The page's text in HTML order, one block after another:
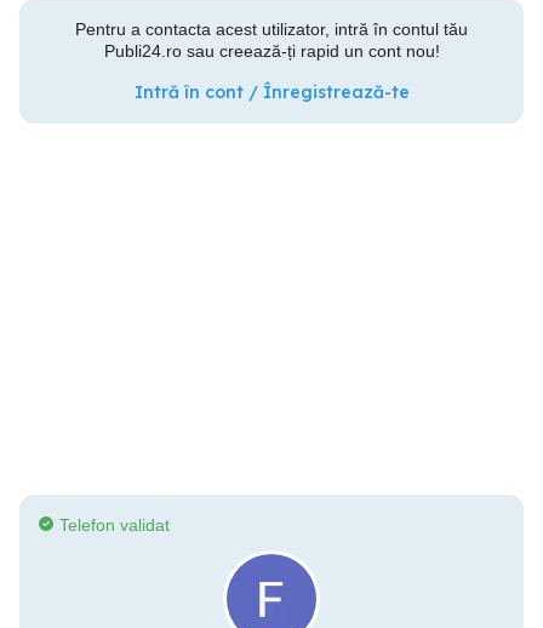
Pentru a contacta acest utilizator, intră în contul tău
Publi24.ro sau creează-ți rapid un cont nou!
Intră în cont / Înregistrează-te
Telefon validat